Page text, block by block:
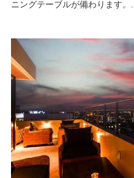
ニングテーブルが備わります。...